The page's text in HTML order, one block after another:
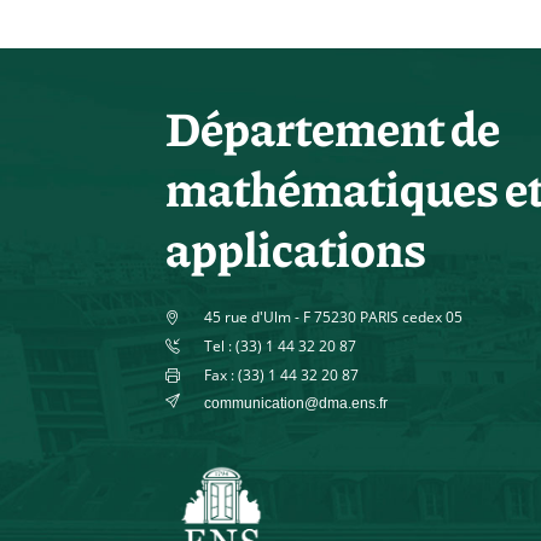
Département de
mathématiques
applications
45 rue d'Ulm - F 75230 PARIS cedex 05
Tel : (33) 1 44 32 20 87
Fax : (33) 1 44 32 20 87
communication@dma.ens.fr